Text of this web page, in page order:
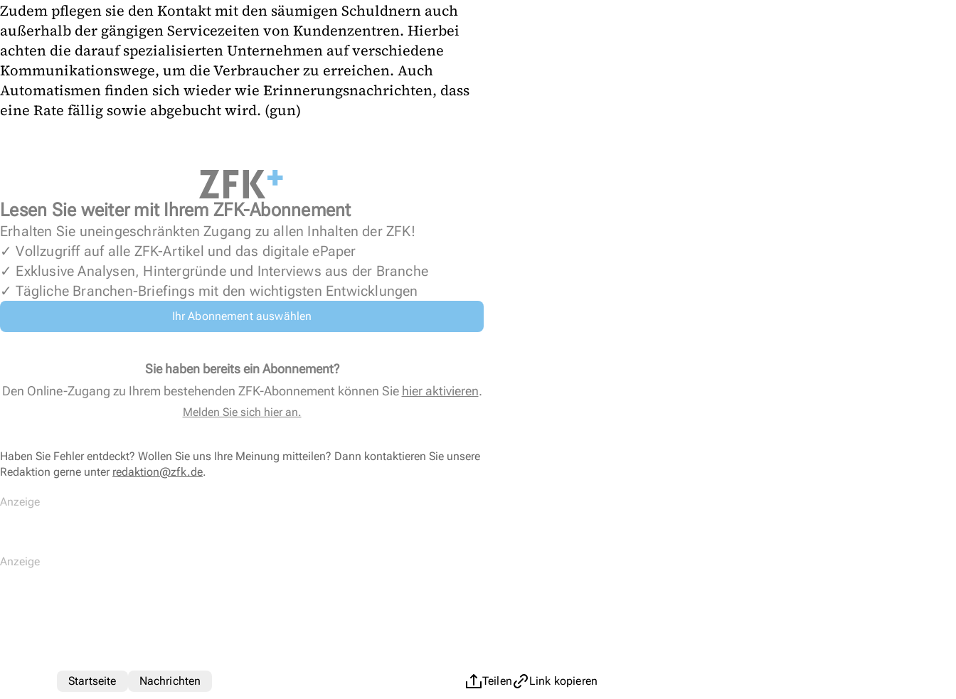
Zudem pflegen sie den Kontakt mit den säumigen Schuldnern auch
außerhalb der gängigen Servicezeiten von Kundenzentren. Hierbei
achten die darauf spezialisierten Unternehmen auf verschiedene
Kommunikationswege, um die Verbraucher zu erreichen. Auch
Automatismen finden sich wieder wie Erinnerungsnachrichten, dass
eine Rate fällig sowie abgebucht wird. (gun)
Lesen Sie weiter mit Ihrem ZFK-Abonnement
Erhalten Sie uneingeschränkten Zugang zu allen Inhalten der ZFK!
✓ Vollzugriff auf alle ZFK-Artikel und das digitale ePaper
✓ Exklusive Analysen, Hintergründe und Interviews aus der Branche
✓ Tägliche Branchen-Briefings mit den wichtigsten Entwicklungen
Ihr Abonnement auswählen
Sie haben bereits ein Abonnement?
Den Online-Zugang zu Ihrem bestehenden ZFK-Abonnement können Sie hier aktivieren.
Melden Sie sich hier an.
Haben Sie Fehler entdeckt? Wollen Sie uns Ihre Meinung mitteilen? Dann kontaktieren Sie unsere
Redaktion gerne unter redaktion@zfk.de.
Teilen Link kopieren
Startseite Nachrichten